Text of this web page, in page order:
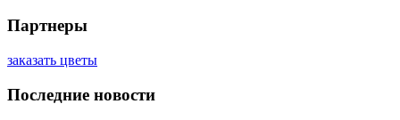
Партнеры
заказать цветы
Последние новости